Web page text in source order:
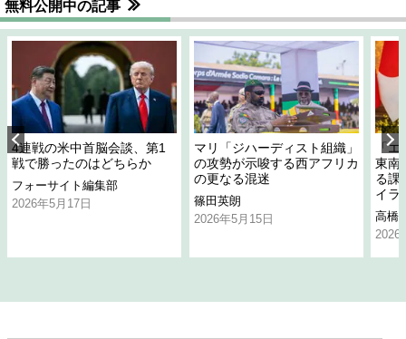
無料公開中の記事
4連戦の米中首脳会談、第1
戦で勝ったのはどちらか
フォーサイト編集部
2026年5月17日
マリ「ジハーディスト組織」
の攻勢が示唆する西アフリカ
の更なる混迷
篠田英朗
2026年5月15日
「
東南
る課
イラ
高橋
2026